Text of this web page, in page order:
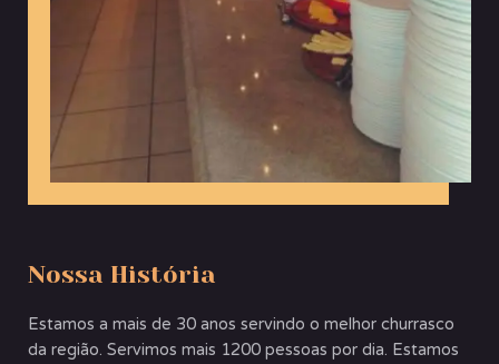
Nossa História
Estamos a mais de 30 anos servindo o melhor churrasco
da região. Servimos mais 1200 pessoas por dia. Estamos